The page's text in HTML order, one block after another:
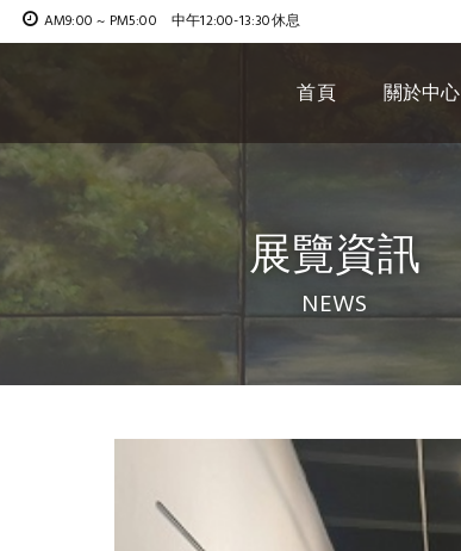
AM9:00 ~ PM5:00 中午12:00-13:30休息
首頁 關於中心
展覽資訊
NEWS